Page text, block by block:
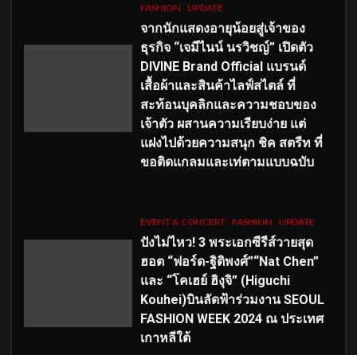
FASHION UPDATE
จากนักแสดงอายุน้อยสู่เจ้าของ
ธุรกิจ “เจมีไนน์ นรวิชญ์” เปิดตัว
DIVINE Brand Official แบรนด์
เสื้อผ้าและสินค้าไลฟ์สไตล์ ที่
สะท้อนบุคลิกและความชอบของ
เจ้าตัว ผสานความเรียบง่าย แต่
แฝงไปด้วยความสนุก ชิค สตรีท ที่
ขอติดแกลมและเท่ตามแบบฉบับ
EVENT & CONCERT FASHION UPDATE
ปังไม่ไหว! 3 พระเอกซีรีส์วายสุด
ฮอต “ฟอร์ด-ฐิติพงศ์”“Nat Chen”
และ “โคเฮย์ ฮิงุจิ” (Higuchi
Kouhei)บินลัดฟ้าร่วมงาน SEOUL
FASHION WEEK 2024 ณ ประเทศ
เกาหลีใต้